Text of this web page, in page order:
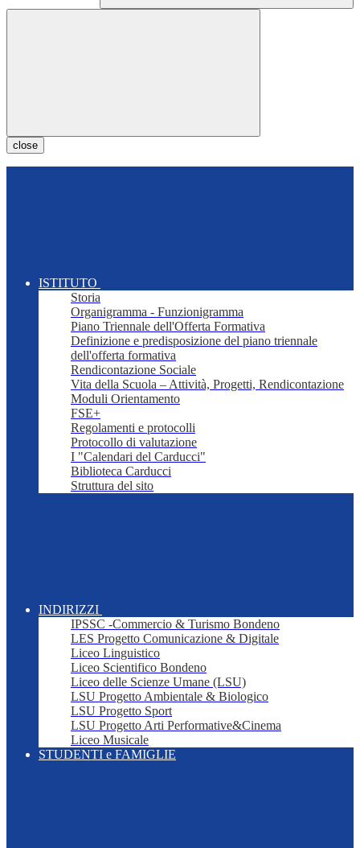
close
ISTITUTO
Storia
Organigramma - Funzionigramma
Piano Triennale dell'Offerta Formativa
Definizione e predisposizione del piano triennale
dell'offerta formativa
Rendicontazione Sociale
Vita della Scuola – Attività, Progetti, Rendicontazione
Moduli Orientamento
FSE+
Regolamenti e protocolli
Protocollo di valutazione
I "Calendari del Carducci"
Biblioteca Carducci
Struttura del sito
INDIRIZZI
IPSSC -Commercio & Turismo Bondeno
LES Progetto Comunicazione & Digitale
Liceo Linguistico
Liceo Scientifico Bondeno
Liceo delle Scienze Umane (LSU)
LSU Progetto Ambientale & Biologico
LSU Progetto Sport
LSU Progetto Arti Performative&Cinema
Liceo Musicale
STUDENTI e FAMIGLIE